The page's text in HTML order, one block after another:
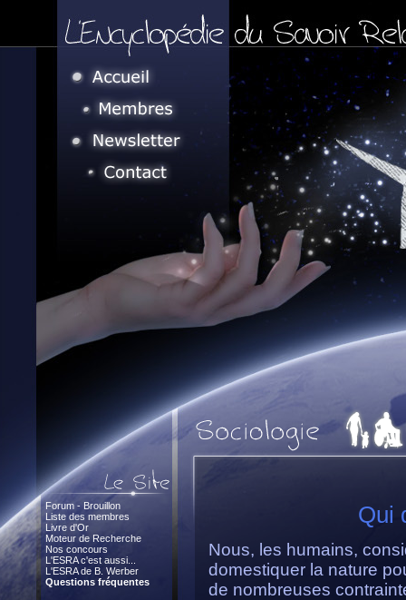
Forum - Brouillon
Liste des membres
Livre d'Or
Moteur de Recherche
Nos concours
L'ESRA c'est aussi...
L'ESRA de B. Werber
Questions fréquentes
Qui
Nous, les humains,
domestiquer la nature
de nombreuses